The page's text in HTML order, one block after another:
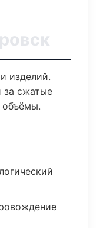
изделий.
за сжатые
объёмы.